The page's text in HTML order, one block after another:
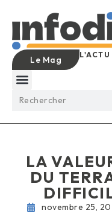
Le Mag
LA
DU
novembre 25,